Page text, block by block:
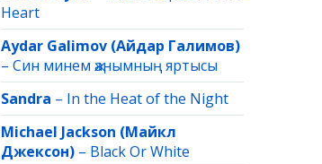
Heart
Aydar Galimov (Айдар Галимов)
– Син минем җанымның яртысы
Sandra – In the Heat of the Night
Michael Jackson (Майкл
Джексон) – Black Or White